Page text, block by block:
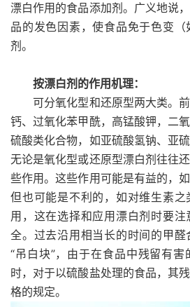
漂白作用的食品添加剂。广义地说
品的发色因素，使食品免于色变
剂。
按漂白剂的作用机理：
可分氧化型和还原型两大类。前
钙、过氧化苯甲酰，高锰酸钾，二
硫酸类化合物，如亚硫酸氢钠、亚
无论是氧化型或还原型漂白剂往往
些作用。这些作用可能是有益的，
但也可能是不利的，如对维生素
用，这在选择和应用漂白剂时要
全。过去沿用相当长的时间的甲
“吊白块”，由于在食品中残留有
时，对于以硫酸盐处理的食品，其
格的规定。